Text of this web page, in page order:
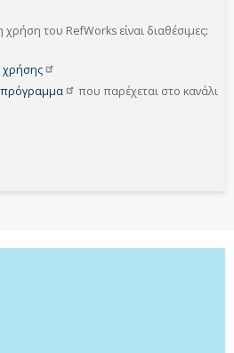
του RefWorks είναι διαθέσιμες:
χρήσης
πρόγραμμα
που παρέχεται στο κανάλι